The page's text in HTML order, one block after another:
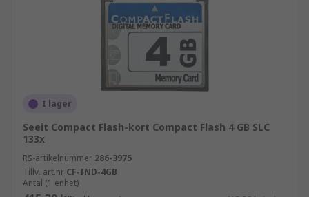
I lager
Seeit Compact Flash-kort Compact Flash 4 GB SLC
133x
RS-artikelnummer 286-3975
Tillv. art.nr CF-IND-4GB
Antal (1 enhet)